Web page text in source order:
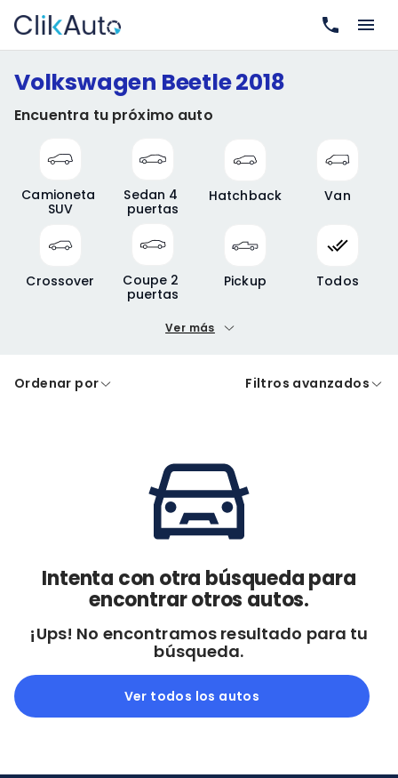
Volkswagen Beetle 2018
Encuentra tu próximo auto
Camioneta
SUV
Sedan 4
puertas
Hatchback Van
Crossover
Coupe 2
puertas
Pickup Todos
Precio máximo
A crédito De contado
Negociar precio
Ver más
Ordenar por Filtros avanzados
Intenta con otra búsqueda para
encontrar otros autos.
¡Ups! No encontramos resultado para tu
búsqueda.
Ver todos los autos